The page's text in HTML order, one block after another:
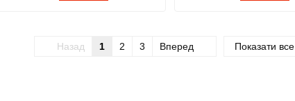
Назад 1 2 3 Вперед Показати все